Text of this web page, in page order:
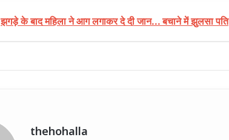
झगड़े के बाद महिला ने आग लगाकर दे दी जान... बचाने में झुलसा पति
thehohalla